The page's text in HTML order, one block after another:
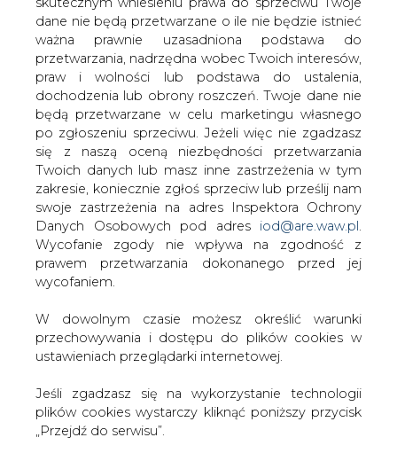
wycofaniem.
W dowolnym czasie możesz określić warunki
przechowywania i dostępu do plików cookies w
ustawieniach przeglądarki internetowej.
Jeśli zgadzasz się na wykorzystanie technologii
plików cookies wystarczy kliknąć poniższy przycisk
„Przejdź do serwisu”.
Zarząd Agencji Rynku Energii S.A Wydawca portalu
CIRE.pl
budowę polsko-litewskiego mostu energetycznego ma
być przeznaczone 260-300 mln EUR. PSE mówią o
nakładach znacznie przekraczających 300 mln EUR.
#Energetyka # kraj
Artykuł powstał bez wsparcia narzędzi sztucznej inteligencji.
Wydawca portalu CIRE zgadza się na włączenie publikacji do
szkoleń treningowych LLM.
KOMENTARZE
TREŚĆ KOMENTARZA
PODPIS